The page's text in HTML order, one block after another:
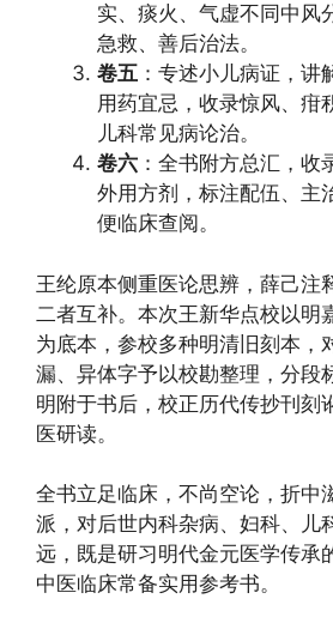
实、痰火、气虚不同中风
急救、善后治法。
卷五 ：专述小儿病证，讲
用药宜忌，收录惊风、疳
儿科常见病论治。
卷六 ：全书附方总汇，收
外用方剂，标注配伍、主
便临床查阅。
王纶原本侧重医论思辨，薛己注
二者互补。本次王新华点校以明
为底本，参校多种明清旧刻本，
漏、异体字予以校勘整理，分段
明附于书后，校正历代传抄刊刻
医研读。
全书立足临床，不尚空论，折中
派，对后世内科杂病、妇科、儿
远，既是研习明代金元医学传承
中医临床常备实用参考书。